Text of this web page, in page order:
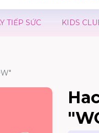
SỨC KIDS CLUB -